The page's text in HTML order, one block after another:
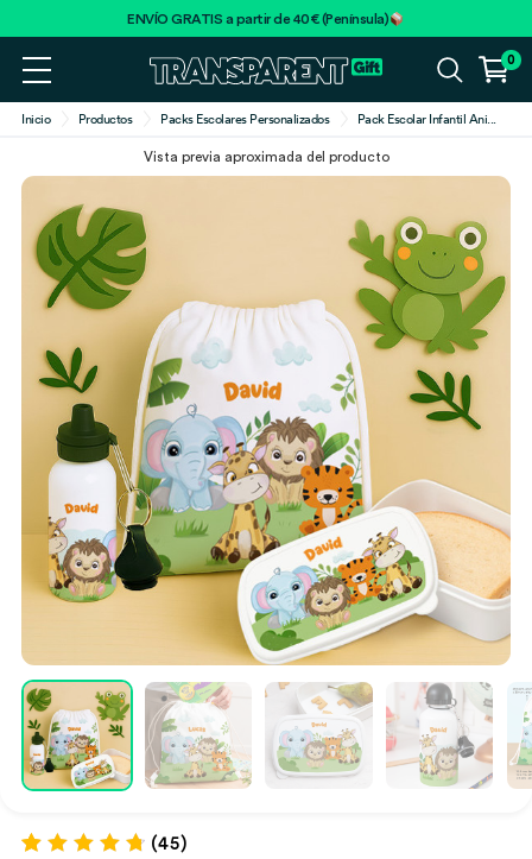
ENVÍO GRATIS a partir de 40€ (Península)
0
Inicio Productos Packs Escolares Personalizados Pack Escolar Infantil Ani...
Vista previa aproximada del producto
(45)